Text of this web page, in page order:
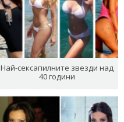
Най-сексапилните звезди над
40 години